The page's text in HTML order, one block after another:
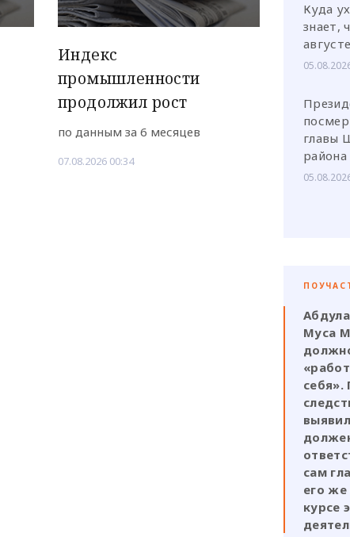
Индекс
промышленности
продолжил рост
по данным за 6 месяцев
07.08.2026 00:34
Куда
знает,
августе
главы
района
Муса
себя».
сам
его же
курсе